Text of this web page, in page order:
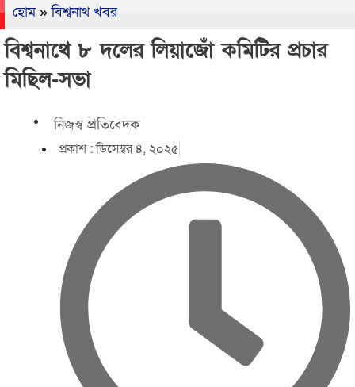
হোম»বিশ্বনাথ খবর
বিশ্বনাথে ৮ দলের লিয়াজোঁ কমিটির প্রচার
মিছিল-সভা
নিজস্ব প্রতিবেদক
প্রকাশ :ডিসেম্বর ৪, ২০২৫